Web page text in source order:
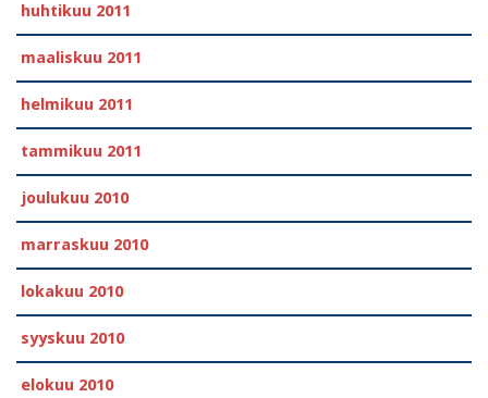
huhtikuu 2011
maaliskuu 2011
helmikuu 2011
tammikuu 2011
joulukuu 2010
marraskuu 2010
lokakuu 2010
syyskuu 2010
elokuu 2010